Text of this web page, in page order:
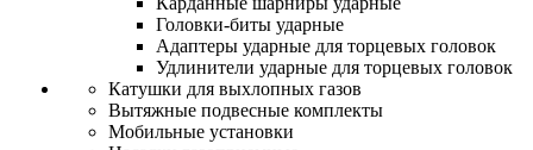
Головки-биты ударные
Адаптеры ударные для торцевых головок
Удлинители ударные для торцевых головок
Катушки для выхлопных газов
Вытяжные подвесные комплекты
Мобильные установки